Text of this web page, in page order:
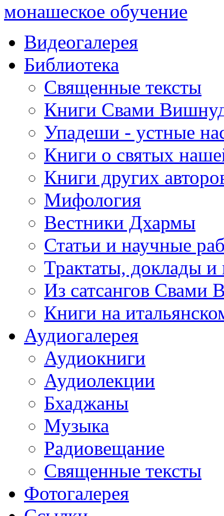
монашеское обучение
Видеогалерея
Библиотека
Священные тексты
Книги Свами
Упадеши - устные
Книги о святых
Книги других
Мифология
Вестники Дхармы
Статьи и научные
Трактаты, доклады
Из сатсангов Свами
Книги на
Аудиогалерея
Аудиокниги
Аудиолекции
Бхаджаны
Музыка
Радиовещание
Священные тексты
Фотогалерея